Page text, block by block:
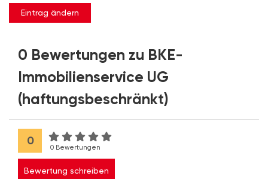
Eintrag ändern
0 Bewertungen zu BKE-
Immobilienservice UG
(haftungsbeschränkt)
0
0 Bewertungen
Bewertung schreiben